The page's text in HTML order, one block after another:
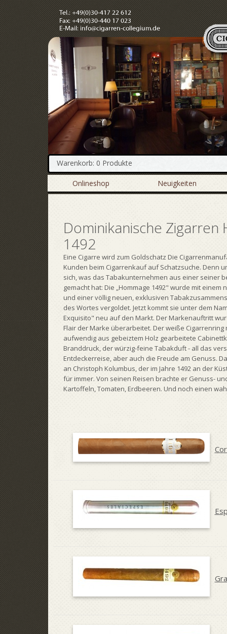
Warenkorb: 0 Produkte
Onlineshop Neuigkeiten
Dominikanische Zigarren
1492
Eine Cigarre wird zum Goldschatz Die
Kunden beim Cigarrenkauf auf Schatzsuche. Denn
sich, was das Tabakunternehmen aus einer seiner
gemacht hat: Die „Hommage 1492" wurde mit einem
und einer völlig neuen, exklusiven
des Wortes vergoldet. Jetzt kommt sie unter dem
Exquisito" neu auf den Markt. Der Markenauftritt
Flair der Marke überarbeitet. Der weiße Cigarrenring
aufwendig aus gebeiztem Holz gearbeitete
Branddruck, der würzig-feine Tabakduft - all das
Entdeckerreise, aber auch die Freude am Genuss.
an Christoph Kolumbus, der im Jahre 1492 an der
für immer. Von seinen Reisen brachte er Genuss-
Kartoffeln, Tomaten, Erdbeeren. Und noch einen